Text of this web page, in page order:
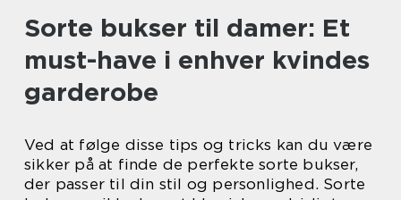
Sorte bukser til damer: Et
must-have i enhver kvindes
garderobe
Ved at følge disse tips og tricks kan du være
sikker på at finde de perfekte sorte bukser,
der passer til din stil og personlighed. Sorte